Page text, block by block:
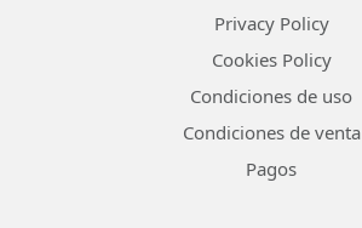
Privacy Policy
Cookies Policy
Condiciones de uso
Condiciones de venta
Pagos